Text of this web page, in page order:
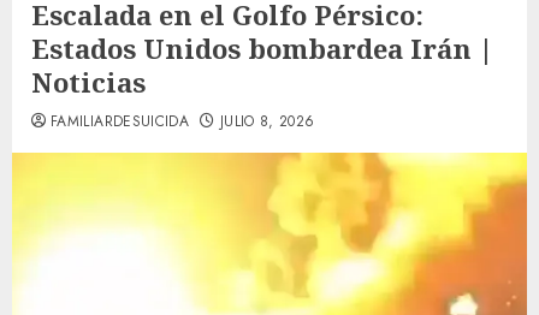
Escalada en el Golfo Pérsico:
Estados Unidos bombardea Irán |
Noticias
FAMILIARDESUICIDA JULIO 8, 2026